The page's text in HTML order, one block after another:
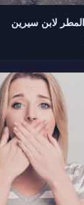
لابن سيرين